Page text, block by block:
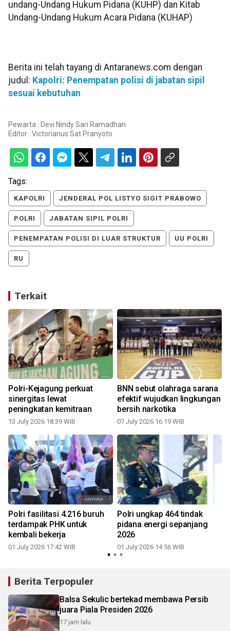
undang-Undang Hukum Pidana (KUHP) dan Kitab
Undang-Undang Hukum Acara Pidana (KUHAP)
Berita ini telah tayang di Antaranews.com dengan
judul: Kapolri: Penempatan polisi di jabatan sipil
sesuai kebutuhan
Pewarta : Devi Nindy Sari Ramadhan
Editor : Victorianus Sat Pranyoto
Tags:
KAPOLRI JENDERAL POL LISTYO SIGIT PRABOWO
POLRI JABATAN SIPIL POLRI
PENEMPATAN POLISI DI LUAR STRUKTUR UU POLRI
RU
Terkait
Polri-Kejagung perkuat
sinergitas lewat
peningkatan kemitraan
13 July 2026 18:39 WIB
BNN sebut olahraga sarana
efektif wujudkan lingkungan
bersih narkotika
07 July 2026 16:19 WIB
Polri fasilitasi 4.216 buruh
terdampak PHK untuk
kembali bekerja
01 July 2026 17:42 WIB
Polri ungkap 464 tindak
pidana energi sepanjang
2026
01 July 2026 14:56 WIB
Berita Terpopuler
Balsa Sekulic bertekad membawa Persib
juara Piala Presiden 2026
17 jam lalu